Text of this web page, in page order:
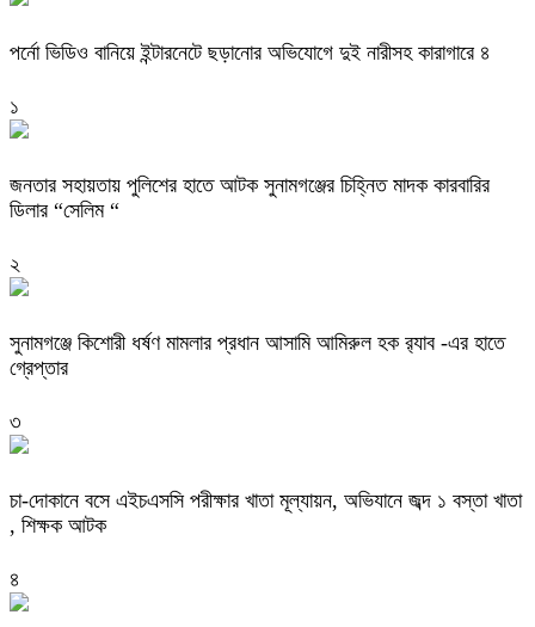
পর্নো ভিডিও বানিয়ে ইন্টারনেটে ছড়ানোর অভিযোগে দুই নারীসহ কারাগারে ৪
১
জনতার সহায়তায় পুলিশের হাতে আটক সুনামগঞ্জের চিহ্নিত মাদক কারবারির
ডিলার “সেলিম “
২
‎সুনামগঞ্জে কিশোরী ধর্ষণ মামলার প্রধান আসামি আমিরুল হক র‌্যাব -এর হাতে
গ্রেপ্তার
৩
চা-দোকানে বসে এইচএসসি পরীক্ষার খাতা মূল্যায়ন, অভিযানে জব্দ ১ বস্তা খাতা
, শিক্ষক আটক
৪